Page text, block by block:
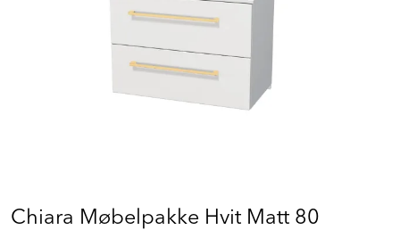
Chiara Møbelpakke Hvit Matt 80
Still et spørsmål
Min side